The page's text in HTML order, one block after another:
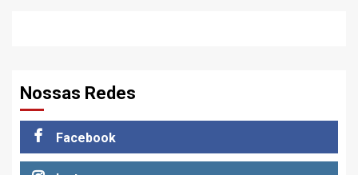
Nossas Redes
Facebook